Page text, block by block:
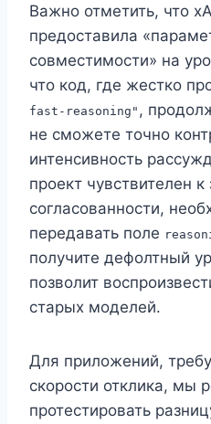
Важно отметить, что
предоставила
совместимости» на
что код, где жестко
fast-reasoning" ,
не сможете точно
интенсивность
проект чувствителен
согласованности,
передавать поле
получите дефолтный
позволит
старых моделей.
Для приложений,
скорости отклика, мы
протестировать